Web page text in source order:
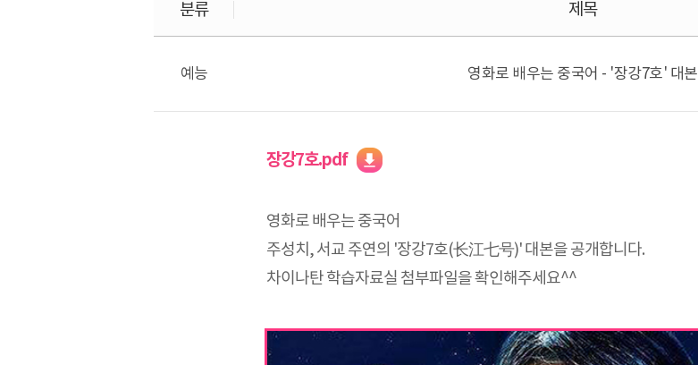
분류 제목
예능 영화로 배우는 중국어 - '장강7호' 대본
장강7호.pdf
영화로 배우는 중국어
주성치, 서교 주연의 '장강7호(长江七号)' 대본을 공개합니다.
차이나탄 학습자료실 첨부파일을 확인해주세요^^